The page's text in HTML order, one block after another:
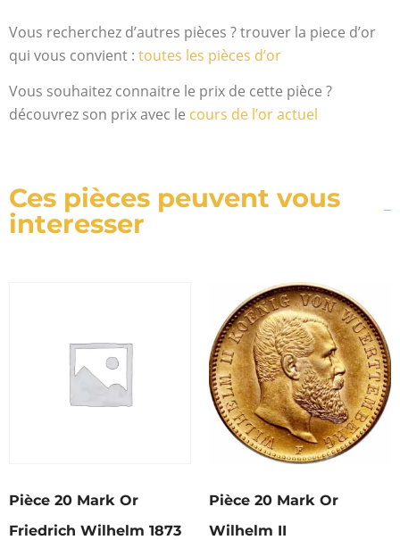
Vous recherchez d’autres pièces ? trouver la piece d’or
qui vous convient : toutes les pièces d’or
Vous souhaitez connaitre le prix de cette pièce ?
découvrez son prix avec le cours de l’or actuel
Ces pièces peuvent vous
interesser
Pièce 20 Mark Or
Friedrich Wilhelm 1873
Pièce 20 Mark Or
Wilhelm II